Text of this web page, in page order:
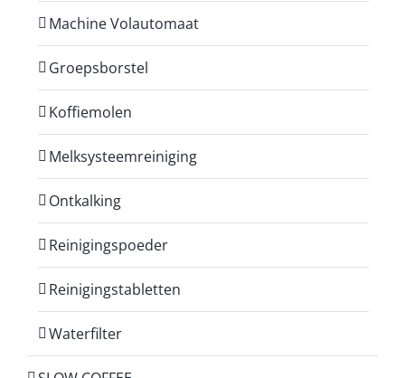
Machine Volautomaat
Groepsborstel
Koffiemolen
Melksysteemreiniging
Ontkalking
Reinigingspoeder
Reinigingstabletten
Waterfilter